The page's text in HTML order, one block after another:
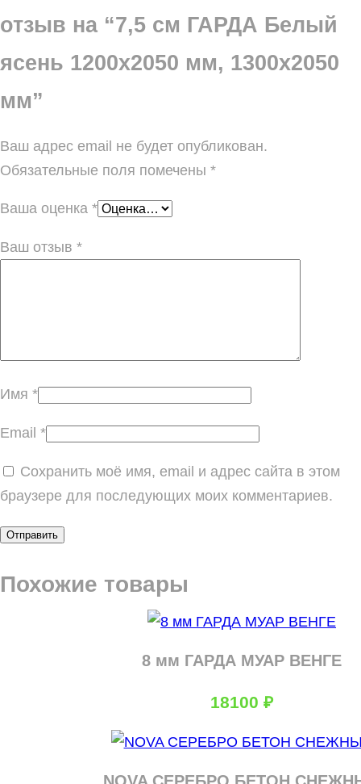
отзыв на “7,5 см ГАРДА Белый
ясень 1200х2050 мм, 1300х2050
мм”
Ваш адрес email не будет опубликован.
Обязательные поля помечены *
Ваша оценка *
Ваш отзыв *
Имя *
Email *
Сохранить моё имя, email и адрес сайта в этом
браузере для последующих моих комментариев.
Похожие товары
8 мм ГАРДА МУАР ВЕНГЕ
18100 ₽